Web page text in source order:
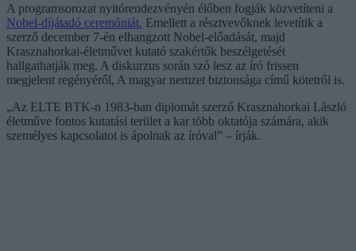
A programsorozat nyitórendezvényén élőben fogják közvetíteni a
Nobel-díjátadó ceremóniát. Emellett a résztvevőknek levetítik a
szerző december 7-én elhangzott Nobel-előadását, majd
Krasznahorkai-életművet kutató szakértők beszélgetését
hallgathatják meg. A diskurzus során szó lesz az író frissen
megjelent regényéről, A magyar nemzet biztonsága című kötetről is.
„Az ELTE BTK-n 1983-ban diplomát szerző Krasznahorkai László
életműve fontos kutatási terület a kar több oktatója számára, akik
személyes kapcsolatot is ápolnak az íróval” – írják.